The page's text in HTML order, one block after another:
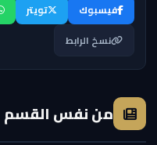
فيسبوك تويتر
نسخ الرابط
من نفس القسم